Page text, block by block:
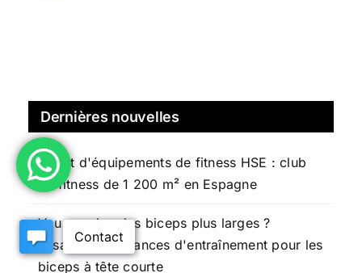
Dernières nouvelles
Projet d'équipements de fitness HSE : club
de fitness de 1 200 m² en Espagne
Vous voulez des biceps plus larges ?
Essayez ces séances d'entraînement pour les
biceps à tête courte